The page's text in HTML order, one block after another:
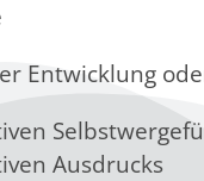
Entwicklung
Ausdrucks